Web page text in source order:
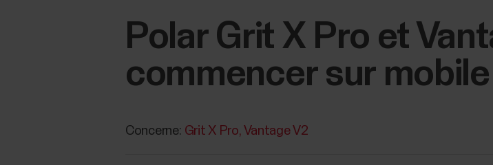
Polar Grit X Pro et
commencer sur mobile
Concerne: Grit X Pro Vantage V2